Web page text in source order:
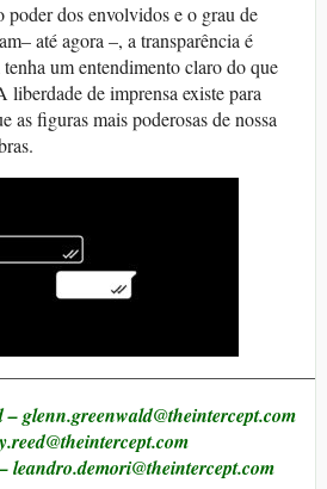
poder dos envolvidos e o grau de
até agora –, a transparência é
um entendimento claro do que
liberdade de imprensa existe para
as figuras mais poderosas de nossa
–glenn.greenwald@​theintercept.com
leandro.demori@​theintercept.com